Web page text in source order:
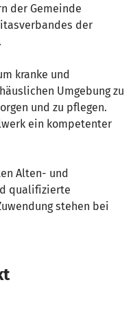
der Gemeinde
der
kranke und
Umgebung zu
und zu pflegen.
ein kompetenter
Alten- und
qualifizierte
stehen bei